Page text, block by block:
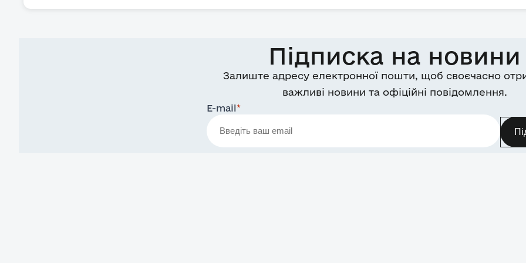
Підписка на новини
Залиште адресу електронної пошти, щоб своєчасно
важливі новини та офіційні повідомлення.
E-mail*